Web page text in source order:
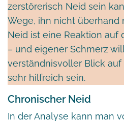
zerstörerisch Neid sein
Wege, ihn nicht überhand
Neid ist eine Reaktion auf
– und eigener Schmerz
verständnisvoller Blick
sehr hilfreich sein.
Chronischer Neid
In der Analyse kann man